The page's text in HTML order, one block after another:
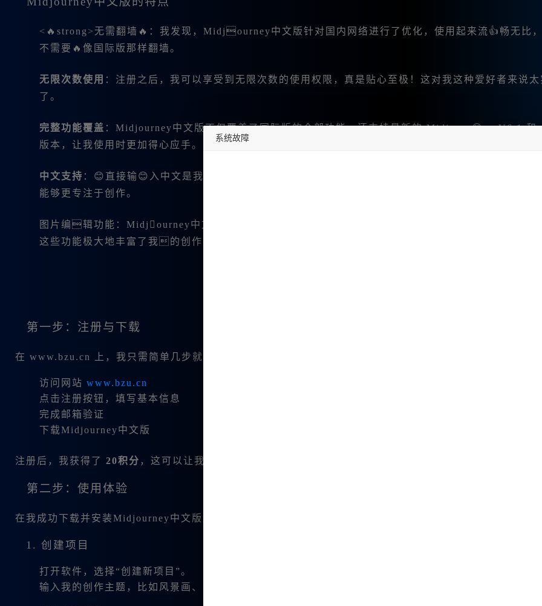
<🔥strong>无需翻墙🔥：我发现，Midjourney中文版针对国内网络进行了优化，使用起来流👍畅无比
不需要🔥像国际版那样翻墙。
无限次数使用 ：注册之后，我可以享受到无限次数的使用权限，真是贴心至极！这对我这种爱好者来说
了。
完整功能覆盖 ：Midjourney中文版不仅覆盖了国际版的全部功能，还支持最新的Midjourn😊ey V6.1 和
版本，让我使用时更加得心应手。
中文支持 ：😊直接输😊入中文是我最喜欢的功能之一，不再需要面对复杂|的英文命令。👍这让我在使用
能够更专注于创作。
图片编辑功能：Midjourney中文版提供了丰富的图片编辑功能，比如微调、变幻、扩图、和局部|重
这些功能极大地丰富了我的创作手段。
第一步：注册与下载
在 www.bzu.cn 上，我只需简单几步就能完成注册：
访问网站 www.bzu.cn
点击注册按钮，填写基本信息
完成邮箱验证
下载Midjourney中文版
注册后，我获得了 20积分 ，这可以让我在一年内免费绘制 <str ong>1825张 Midjourney图片，非常划算！
第二步：使用体验
在我成功下载并安装Midjourney中文版后，我迫不及待地开始了我的创作之旅。以下是我使用的一些步骤和
1. 创建项目
打开软件，选择“创建新项目”。
输入我的创作主题，比如风景画、人物肖像等。
系统故障